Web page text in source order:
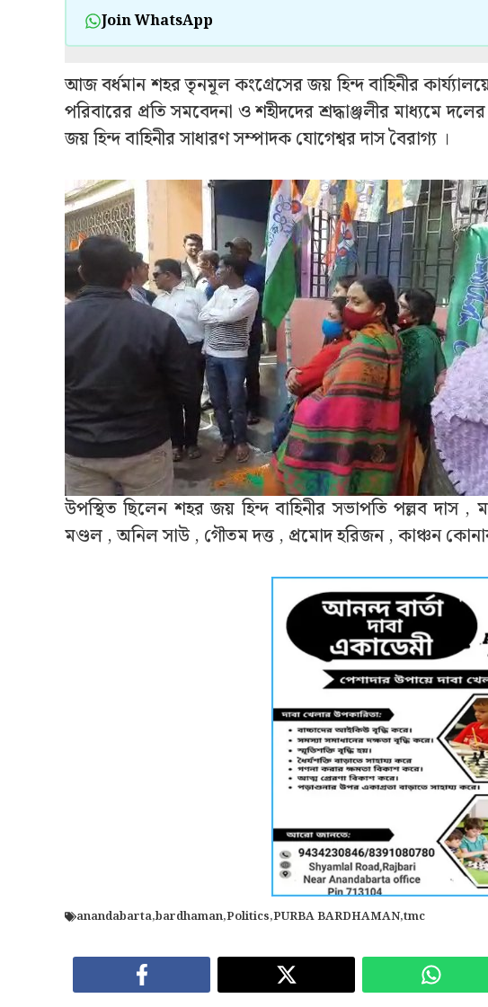
Join WhatsApp
আজ বর্ধমান শহর তৃনমূল কংগ্রেসের জয় হিন্দ বাহিনীর
পরিবারের প্রতি সমবেদনা ও শহীদদের শ্রদ্ধাঞ্জলীর মাধ্যমে
জয় হিন্দ বাহিনীর সাধারণ সম্পাদক যোগেশ্বর দাস বৈরাগ্য ।
উপস্থিত ছিলেন শহর জয় হিন্দ বাহিনীর সভাপতি পল্লব দাস ,
মণ্ডল , অনিল সাউ , গৌতম দত্ত , প্রমোদ হরিজন , কাঞ্চন
anandabarta,bardhaman,Politics,PURBA BARDHAMAN,tmc